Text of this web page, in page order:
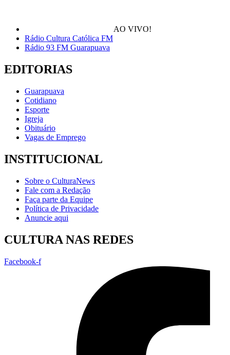
AO VIVO!
Rádio Cultura Católica FM
Rádio 93 FM Guarapuava
EDITORIAS
Guarapuava
Cotidiano
Esporte
Igreja
Obituário
Vagas de Emprego
INSTITUCIONAL
Sobre o CulturaNews
Fale com a Redação
Faça parte da Equipe
Política de Privacidade
Anuncie aqui
CULTURA NAS REDES
Facebook-f